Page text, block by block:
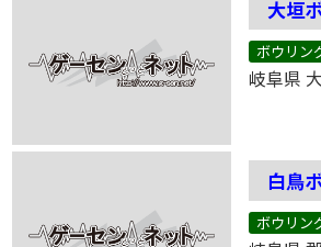
大垣
ボウリン
岐阜県
白鳥
ボウリン